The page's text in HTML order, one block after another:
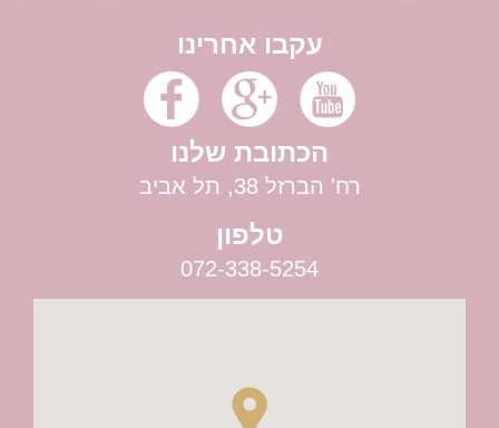
בר לאירועים
עקבו אחרינו
הכתובת שלנו
רח' הברזל 38, תל אביב
טלפון
072-338-5254